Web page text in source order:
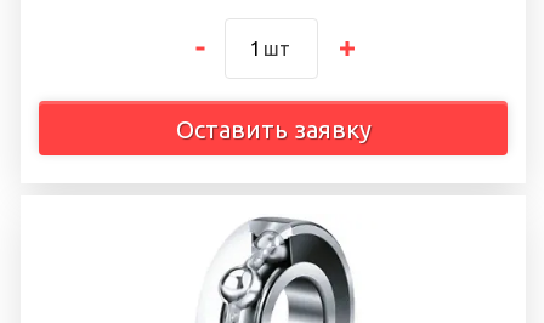
шт
Оставить заявку